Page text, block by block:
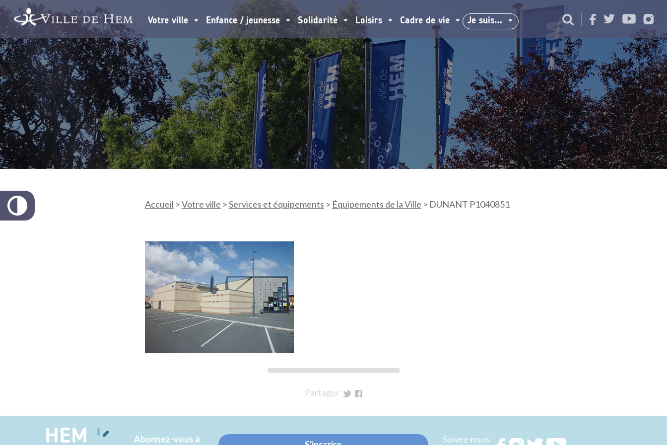
Votre ville Enfance / jeunesse Solidarité Loisirs Cadre de vie Je suis…
Accueil >Votre ville >Services et équipements > Équipements de la Ville > DUNANT P1040851
Partager
Twitter
Facebook
HEM
Abonnez-vous à
Suivez-nous